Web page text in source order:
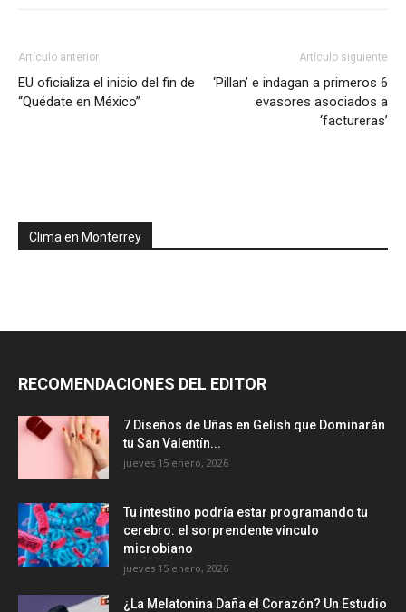
Artículo anterior
EU oficializa el inicio del fin de
“Quédate en México”
Artículo siguiente
‘Pillan’ e indagan a primeros 6
evasores asociados a
‘factureras’
Clima en Monterrey
RECOMENDACIONES DEL EDITOR
7 Diseños de Uñas en Gelish que Dominarán
tu San Valentín...
jueves 15 enero, 2026
Tu intestino podría estar programando tu
cerebro: el sorprendente vínculo
microbiano
jueves 15 enero, 2026
¿La Melatonina Daña el Corazón? Un Estudio